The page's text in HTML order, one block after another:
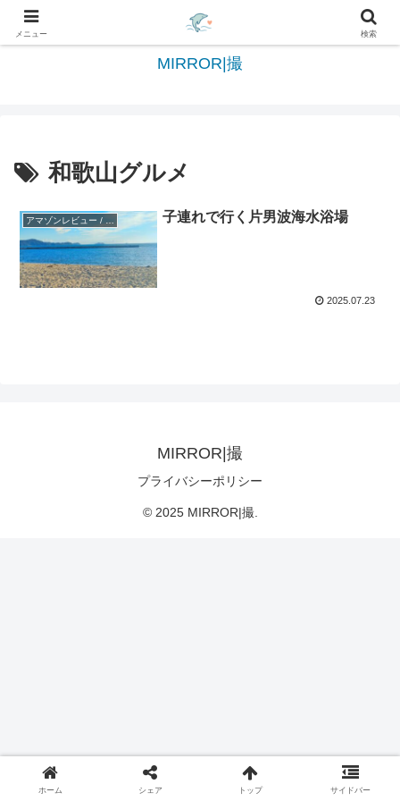
日々を綴る＆写真を切撮る世界へようこそ
MIRROR|撮
和歌山グルメ
子連れで行く片男波海水浴場
2025.07.23
MIRROR|撮
プライバシーポリシー
© 2025 MIRROR|撮.
メニュー 検索
ホーム シェア トップ サイドバー